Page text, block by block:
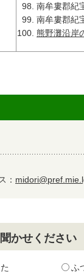
南牟婁郡紀
南牟婁郡紀
熊野灘沿岸
：
かせください
ふ